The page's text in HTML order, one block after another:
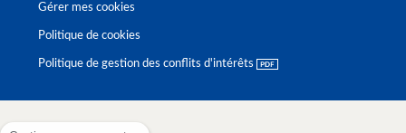
Gérer mes cookies
Politique de cookies
Politique de gestion des conflits d'intérêts